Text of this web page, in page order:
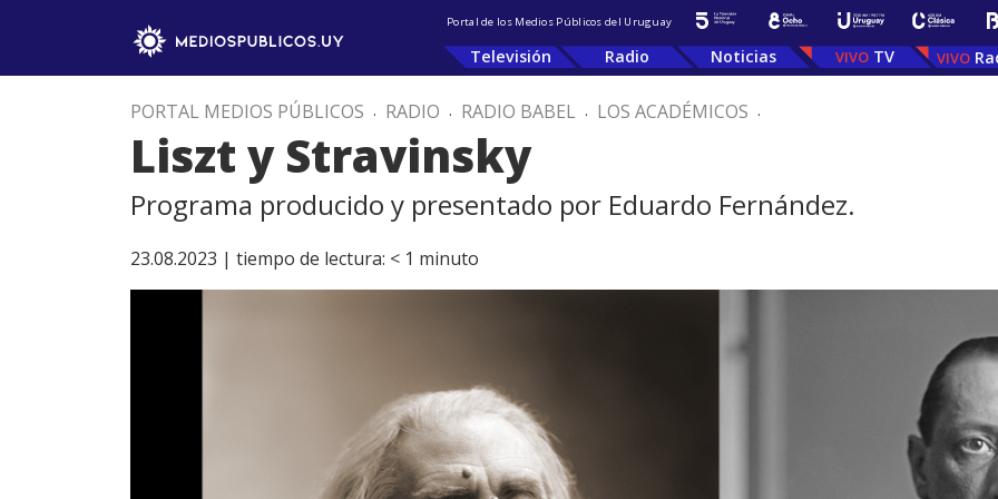
Portal de los Medios Públicos del Uruguay
Televisión Radio Noticias TV
PORTAL MEDIOS PÚBLICOS . RADIO . RADIO BABEL . LOS ACADÉMICOS .
Liszt y Stravinsky
Programa producido y presentado por Eduardo Fernández.
23.08.2023 | tiempo de lectura: < 1 minuto